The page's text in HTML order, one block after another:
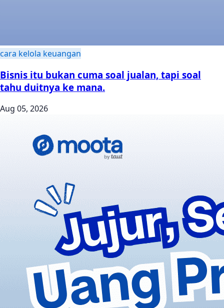
cara kelola keuangan
Bisnis itu bukan cuma soal jualan, tapi soal
tahu duitnya ke mana.
Aug 05, 2026